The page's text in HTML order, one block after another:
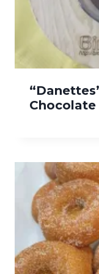
Chocolate